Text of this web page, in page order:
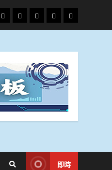
娛
樂
政
治
國
際
運
動
生
活
即時